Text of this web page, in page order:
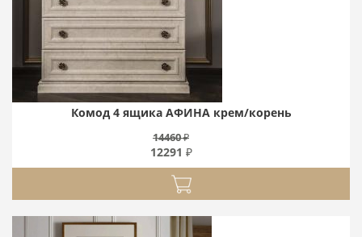
Комод 4 ящика АФИНА крем/корень
14460 ₽
12291 ₽